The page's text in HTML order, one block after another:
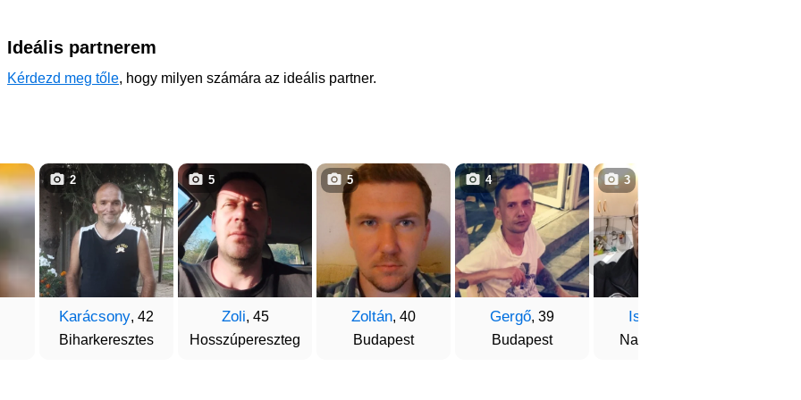
Ideális partnerem
Kérdezd meg tőle, hogy milyen számára az ideális partner.
Karácsony, 42
Biharkeresztes
2
Zoli, 45
Hosszúpereszteg
5
Zoltán, 40
Budapest
5
Gergő, 39
Budapest
4
István
Nagykanizsa
3